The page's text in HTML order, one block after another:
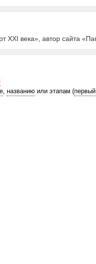
XXI века», автор сайта
, названию или этапам (первый